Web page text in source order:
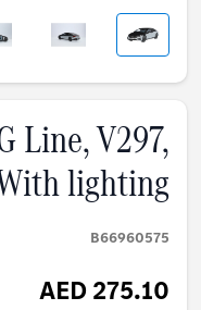
Line, V297,
lighting
B66960575
AED 275.10